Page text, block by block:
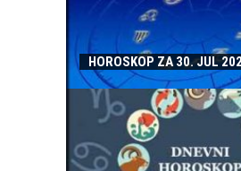
HOROSKOP ZA 30. JUL